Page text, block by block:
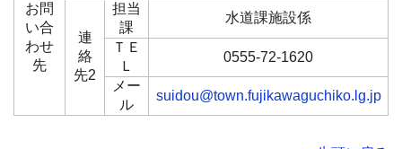
お問
い合
わせ
先
連
絡
先2
担当
課
水道課施設係
ＴＥ
Ｌ
0555-72-1620
メー
ル
suidou@town.fujikawaguchiko.lg.jp